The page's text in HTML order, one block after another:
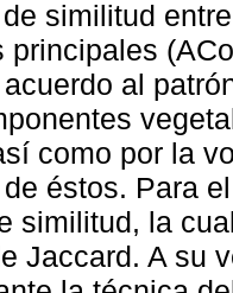
similitud
principales
al
como por la
éstos. Para
similitud, la
Jaccard. A su